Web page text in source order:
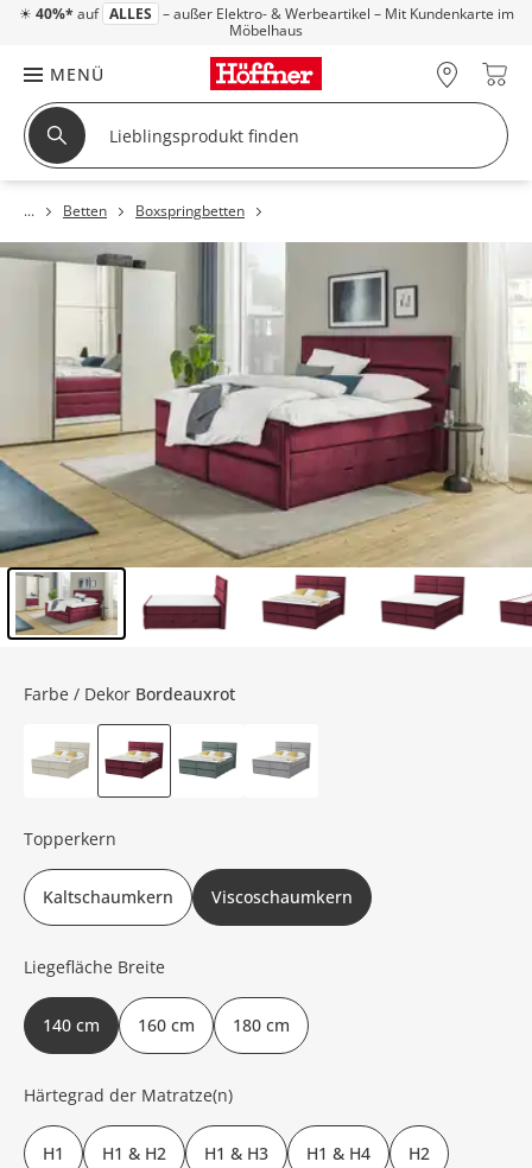
☀ 40%* auf ALLES – außer Elektro- & Werbeartikel – Mit Kundenkarte im
Möbelhaus
MENÜ
Betten Boxspringbetten
Farbe / Dekor Bordeauxrot
Topperkern
Kaltschaumkern Viscoschaumkern
Liegefläche Breite
140 cm 160 cm 180 cm
Härtegrad der Matratze(n)
H1 H1 & H2 H1 & H3 H1 & H4 H2